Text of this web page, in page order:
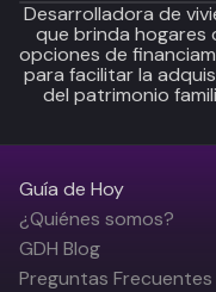
Desarrolladora de
que brinda hogares
opciones de
para facilitar la
del patrimonio
Guía de Hoy
¿Quiénes somos?
GDH Blog
Preguntas Frecuentes